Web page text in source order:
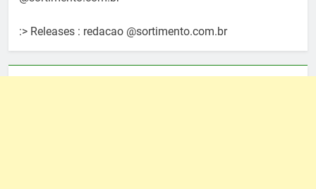
:> Releases : redacao @sortimento.com.br